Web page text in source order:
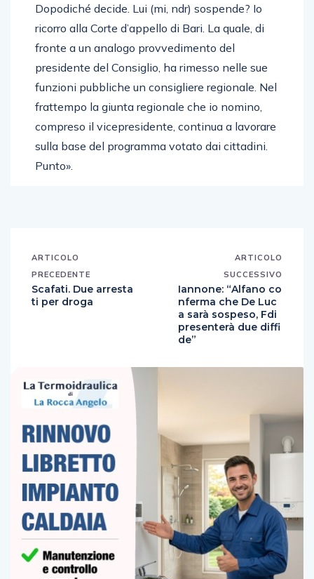
Dopodiché decide. Lui (mi, ndr) sospende? Io
ricorro alla Corte d’appello di Bari. La quale, di
fronte a un analogo provvedimento del
presidente del Consiglio, ha rimesso nelle sue
funzioni pubbliche un consigliere regionale. Nel
frattempo la giunta regionale che io nomino,
compreso il vicepresidente, continua a lavorare
sulla base del programma votato dai cittadini.
Punto».
ARTICOLO
PRECEDENTE
Scafati. Due arresta
ti per droga
ARTICOLO
SUCCESSIVO
Iannone: “Alfano co
nferma che De Luc
a sarà sospeso, Fdi
presenterà due diffi
de”